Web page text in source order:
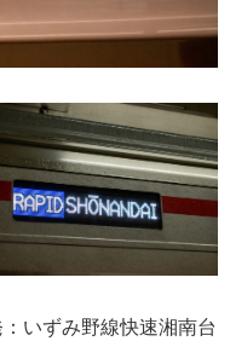
いずみ野線快速湘南台